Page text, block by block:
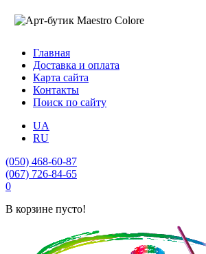
Главная
Доставка и оплата
Карта сайта
Контакты
Поиск по сайту
UA
RU
(050) 468-60-87
(067) 726-84-65
0
В корзине пусто!